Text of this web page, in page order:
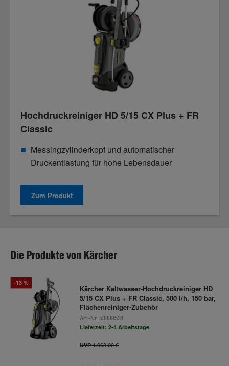
Hochdruckreiniger HD 5/15 CX Plus + FR
Classic
Messingzylinderkopf und automatischer
Druckentlastung für hohe Lebensdauer
Zum Produkt
Die Produkte von Kärcher
-13 %
Kärcher Kaltwasser-Hochdruckreiniger HD
5/15 CX Plus + FR Classic, 500 l/h, 150 bar,
Flächenreiniger-Zubehör
Art.-Nr. 53838531
Lieferzeit: 2-4 Arbeitstage
UVP1.068,00 €